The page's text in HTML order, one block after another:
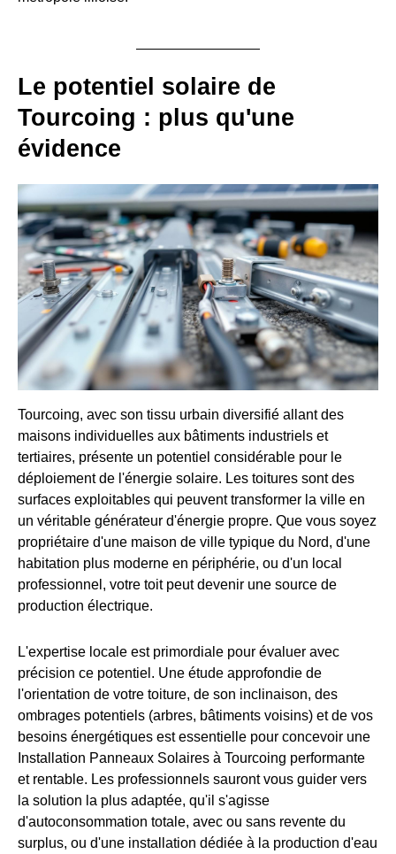
Le potentiel solaire de
Tourcoing : plus qu'une
évidence
Tourcoing, avec son tissu urbain diversifié allant des
maisons individuelles aux bâtiments industriels et
tertiaires, présente un potentiel considérable pour le
déploiement de l'énergie solaire. Les toitures sont des
surfaces exploitables qui peuvent transformer la ville en
un véritable générateur d'énergie propre. Que vous soyez
propriétaire d'une maison de ville typique du Nord, d'une
habitation plus moderne en périphérie, ou d'un local
professionnel, votre toit peut devenir une source de
production électrique.
L'expertise locale est primordiale pour évaluer avec
précision ce potentiel. Une étude approfondie de
l'orientation de votre toiture, de son inclinaison, des
ombrages potentiels (arbres, bâtiments voisins) et de vos
besoins énergétiques est essentielle pour concevoir une
Installation Panneaux Solaires à Tourcoing performante
et rentable. Les professionnels sauront vous guider vers
la solution la plus adaptée, qu'il s'agisse
d'autoconsommation totale, avec ou sans revente du
surplus, ou d'une installation dédiée à la production d'eau